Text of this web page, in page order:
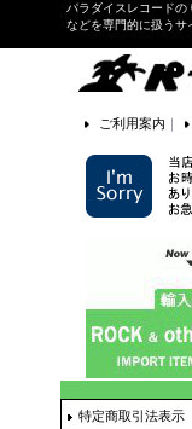
パラダイスレコードの
などを専門的に扱うサ
ご利用案内 ｜
特定商取引法表示